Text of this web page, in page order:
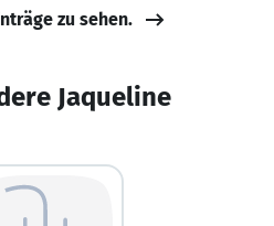
zu sehen.
Jaqueline